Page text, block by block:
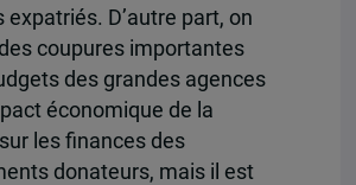
expatriés. D’autre part, on
coupures importantes
des grandes agences
économique de la
les finances des
donateurs, mais il est